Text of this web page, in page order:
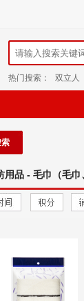
热门搜索： 双立人
用品 - 毛巾（毛巾